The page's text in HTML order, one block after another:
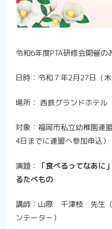
令和6年度PTA研修会開催の
日時：令和７年2月27日（
場所： 西鉄グランドホテ
対象：福岡市私立幼稚園連
4日までに連盟へ参加申込）
演題：
「食べるってなあに
るたべもの
講師：山際 千津枝 先生（
ンテーター）